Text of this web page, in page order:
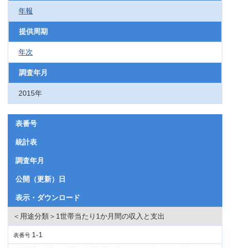
年報
提供周期
年次
調査年月
2015年
表番号
統計表
調査年月
公開（更新）日
表示・ダウンロード
＜用途分類＞1世帯当たり1か月間の収入と支出
表番号 1-1